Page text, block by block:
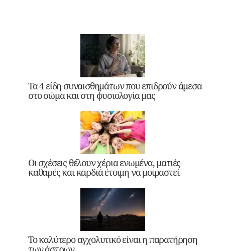
Τα 4 είδη συναισθημάτων που επιδρούν άμεσα
στο σώμα και στη φυσιολογία μας
Οι σχέσεις θέλουν χέρια ενωμένα, ματιές
καθαρές και καρδιά έτοιμη να μοιραστεί
Το καλύτερο αγχολυτικό είναι η παρατήρηση